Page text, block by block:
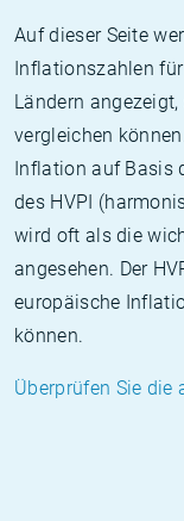
Auf dieser Seite
Inflationszahlen
Ländern
vergleichen
Inflation auf Basis
des HVPI
wird oft als die
angesehen. Der
europäische
können.
Überprüfen Sie